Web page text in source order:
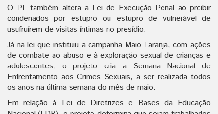
O PL também altera a Lei de Execução Penal ao proibir
condenados por estupro ou estupro de vulnerável de
usufruírem de visitas íntimas no presídio.
Já na lei que instituiu a campanha Maio Laranja, com ações
de combate ao abuso e à exploração sexual de crianças e
adolescentes, o projeto cria a Semana Nacional de
Enfrentamento aos Crimes Sexuais, a ser realizada todos
os anos na última semana do mês de maio.
Em relação à Lei de Diretrizes e Bases da Educação